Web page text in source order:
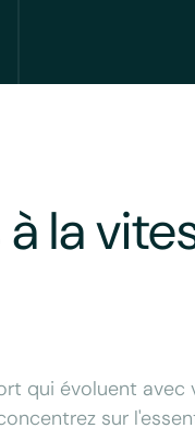
la
qui évoluent avec
sur